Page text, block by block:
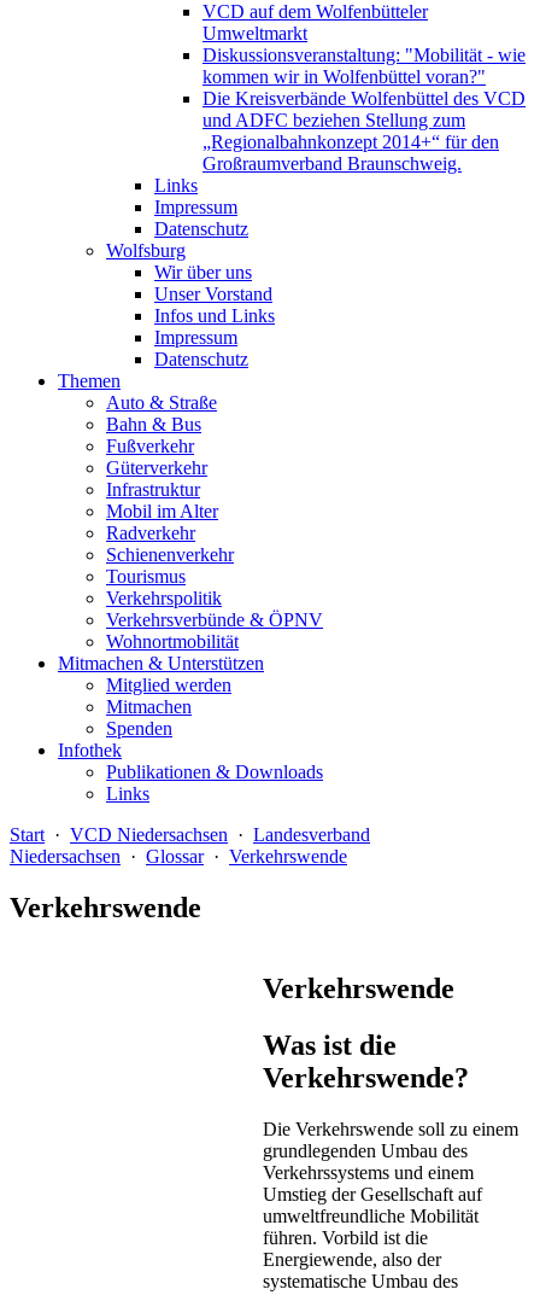
VCD auf dem Wolfenbütteler
Umweltmarkt
Diskussionsveranstaltung: "Mobilität - wie
kommen wir in Wolfenbüttel voran?"
Die Kreisverbände Wolfenbüttel des VCD
und ADFC beziehen Stellung zum
„Regionalbahnkonzept 2014+“ für den
Großraumverband Braunschweig.
Links
Impressum
Datenschutz
Wolfsburg
Wir über uns
Unser Vorstand
Infos und Links
Impressum
Datenschutz
Themen
Auto & Straße
Bahn & Bus
Fußverkehr
Güterverkehr
Infrastruktur
Mobil im Alter
Radverkehr
Schienenverkehr
Tourismus
Verkehrspolitik
Verkehrsverbünde & ÖPNV
Wohnortmobilität
Mitmachen & Unterstützen
Mitglied werden
Mitmachen
Spenden
Infothek
Publikationen & Downloads
Links
Start · VCD Niedersachsen · Landesverband
Niedersachsen · Glossar· Verkehrswende
Verkehrswende
Verkehrswende
Was ist die
Verkehrswende?
Die Verkehrswende soll zu einem
grundlegenden Umbau des
Verkehrssystems und einem
Umstieg der Gesellschaft auf
umweltfreundliche Mobilität
führen. Vorbild ist die
Energiewende, also der
systematische Umbau des